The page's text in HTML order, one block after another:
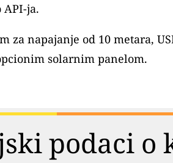
ja.
za napajanje od 10 metara,
solarnim panelom.
podaci o